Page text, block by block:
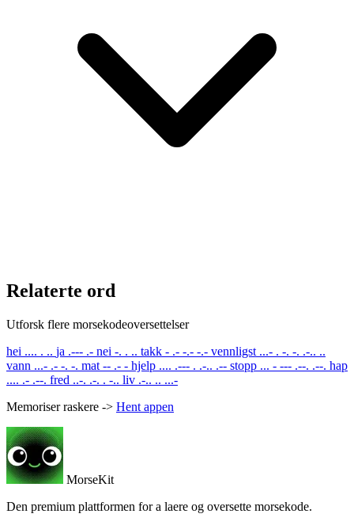
Relaterte ord
Utforsk flere morsekodeoversettelser
hei .... . .. ja .--- .- nei -. . .. takk - .- -.- -.- vennligst ...- . -. -. .-.. ..
vann ...- .- -. -. mat -- .- - hjelp .... .--- . .-.. .-- stopp ... - --- .--. .--. hap
.... .- .--. fred ..-. .-. . -.. liv .-.. .. ...-
Memoriser raskere -> Hent appen
MorseKit
Den premium plattformen for a laere og oversette morsekode.